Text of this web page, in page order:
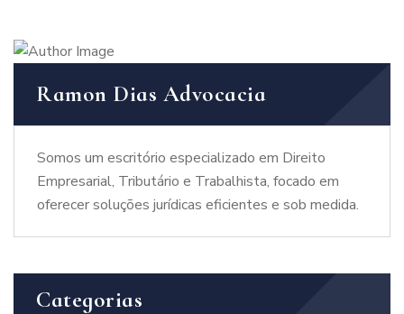
Ramon Dias Advocacia
Somos um escritório especializado em Direito
Empresarial, Tributário e Trabalhista, focado em
oferecer soluções jurídicas eficientes e sob medida.
Categorias